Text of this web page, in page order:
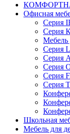
Офисная
Серия
Серия
Серия
Серия
Серия
Серия
Школьная
Мебель для